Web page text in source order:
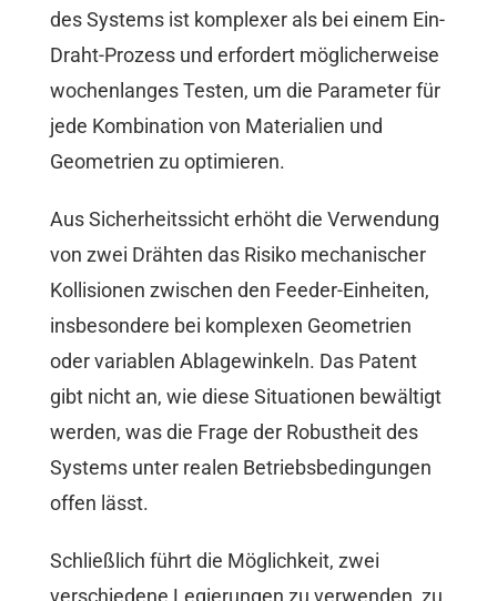
des Systems ist komplexer als bei einem Ein-
Draht-Prozess und erfordert möglicherweise
wochenlanges Testen, um die Parameter für
jede Kombination von Materialien und
Geometrien zu optimieren.
Aus Sicherheitssicht erhöht die Verwendung
von zwei Drähten das Risiko mechanischer
Kollisionen zwischen den Feeder-Einheiten,
insbesondere bei komplexen Geometrien
oder variablen Ablagewinkeln. Das Patent
gibt nicht an, wie diese Situationen bewältigt
werden, was die Frage der Robustheit des
Systems unter realen Betriebsbedingungen
offen lässt.
Schließlich führt die Möglichkeit, zwei
verschiedene Legierungen zu verwenden, zu